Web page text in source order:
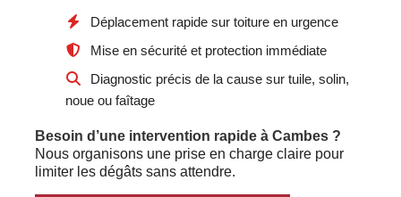
Déplacement rapide sur toiture en urgence
Mise en sécurité et protection immédiate
Diagnostic précis de la cause sur tuile, solin,
noue ou faîtage
Besoin d’une intervention rapide à Cambes ?
Nous organisons une prise en charge claire pour
limiter les dégâts sans attendre.